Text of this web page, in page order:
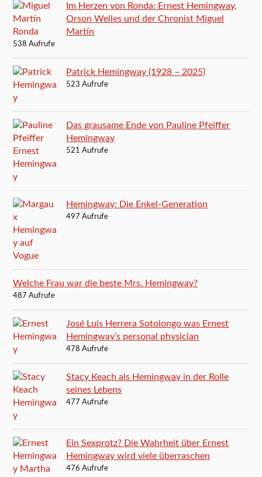
Im Herzen von Ronda: Ernest Hemingway,
Orson Welles und der Chronist Miguel
Martín
538 Aufrufe
Patrick Hemingway (1928 – 2025)
523 Aufrufe
Das grausame Ende von Pauline Pfeiffer
Hemingway
521 Aufrufe
Hemingway: Die Enkel-Generation
497 Aufrufe
Welche Frau war die beste Mrs. Hemingway?
487 Aufrufe
José Luis Herrera Sotolongo was Ernest
Hemingway’s personal physician
478 Aufrufe
Stacy Keach als Hemingway in der Rolle
seines Lebens
477 Aufrufe
Ein Sexprotz? Die Wahrheit über Ernest
Hemingway wird viele überraschen
476 Aufrufe